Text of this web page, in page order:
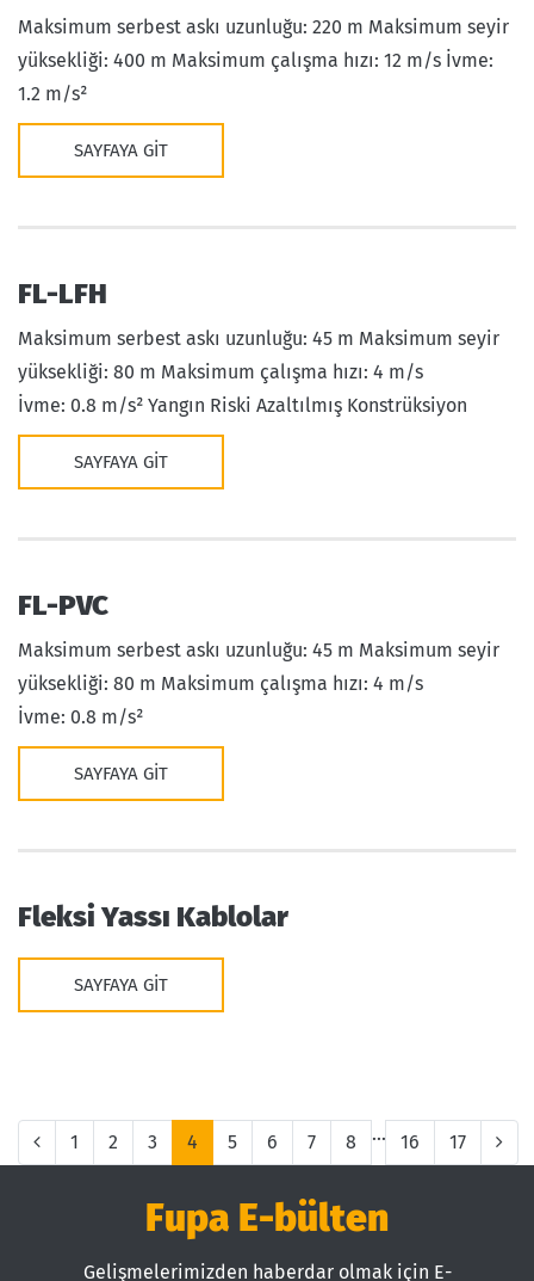
Maksimum serbest askı uzunluğu: 220 m Maksimum seyir
yüksekliği: 400 m Maksimum çalışma hızı: 12 m/s İvme:
1.2 m/s²
SAYFAYA GIT
FL-LFH
Maksimum serbest askı uzunluğu: 45 m Maksimum seyir
yüksekliği: 80 m Maksimum çalışma hızı: 4 m/s
İvme: 0.8 m/s² Yangın Riski Azaltılmış Konstrüksiyon
SAYFAYA GIT
FL-PVC
Maksimum serbest askı uzunluğu: 45 m Maksimum seyir
yüksekliği: 80 m Maksimum çalışma hızı: 4 m/s
İvme: 0.8 m/s²
SAYFAYA GIT
Fleksi Yassı Kablolar
SAYFAYA GIT
1 2 3 4 5 6 7 8 ... 16 17
Fupa E-bülten
Gelişmelerimizden haberdar olmak için E-